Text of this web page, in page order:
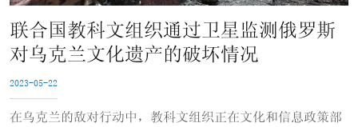
联合国教科文组织通过卫星监测俄罗斯
对乌克兰文化遗产的破坏情况
2023-05-22
在乌克兰的敌对行动中，教科文组织正在文化和信息政策部